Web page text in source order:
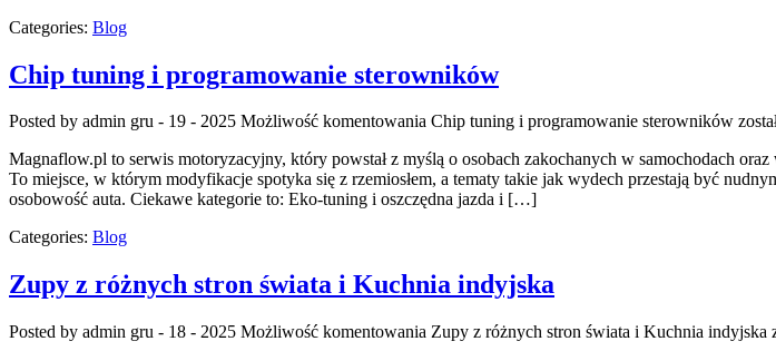
Categories: Blog
Chip tuning i programowanie sterowników
Posted by admin gru - 19 - 2025 Możliwość komentowania Chip tuning i programowanie sterowników
Magnaflow.pl to serwis motoryzacyjny, który powstał z myślą o osobach zakochanych w samochodach
To miejsce, w którym modyfikacje spotyka się z rzemiosłem, a tematy takie jak wydech przestają być
osobowość auta. Ciekawe kategorie to: Eko-tuning i oszczędna jazda i […]
Categories: Blog
Zupy z różnych stron świata i Kuchnia indyjska
Posted by admin gru - 18 - 2025 Możliwość komentowania Zupy z różnych stron świata i Kuchnia indyjska